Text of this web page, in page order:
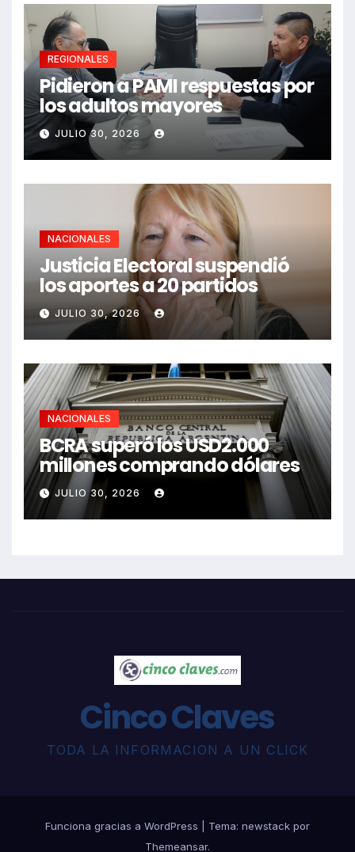
REGIONALES
Pidieron a PAMI respuestas por
los adultos mayores
JULIO 30, 2026
NACIONALES
Justicia Electoral suspendió
los aportes a 20 partidos
JULIO 30, 2026
NACIONALES
BCRA superó los USD2.000
millones comprando dólares
JULIO 30, 2026
Cinco Claves
TODA LA INFORMACION A UN CLICK
Funciona gracias a WordPress
Tema: newstack por
Themeansar.